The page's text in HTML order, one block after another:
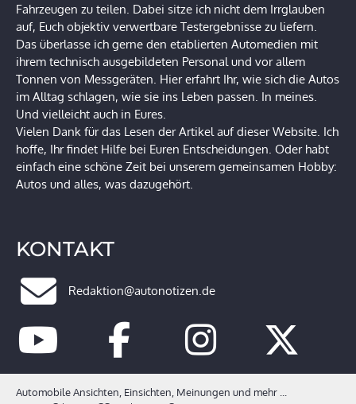
Fahrzeugen zu teilen. Dabei sitze ich nicht dem Irrglauben
auf, Euch objektiv verwertbare Testergebnisse zu liefern.
Das überlasse ich gerne den etablierten Automedien mit
ihrem technisch ausgebildeten Personal und vor allem
Tonnen von Messgeräten. Hier erfahrt Ihr, wie sich die Autos
im Alltag schlagen, wie sie ins Leben passen. In meines.
Und vielleicht auch in Eures.
Vielen Dank für das Lesen der Artikel auf dieser Website. Ich
hoffe, Ihr findet Hilfe bei Euren Entscheidungen. Oder habt
einfach eine schöne Zeit bei unserem gemeinsamen Hobby:
Autos und alles, was dazugehört.
KONTAKT
Redaktion@autonotizen.de
Automobile Ansichten, Einsichten, Meinungen und mehr ...